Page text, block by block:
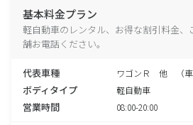
基本料金プラン
軽自動車のレンタル、お得な割引料金
舗お電話ください。
代表車種 ワゴンＲ 他 （車
ボディタイプ 軽自動車
営業時間 08:00-20:00